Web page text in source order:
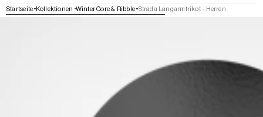
Startseite Kollektionen Winter Core & Ribble Strada Langarmtrikot - Herren
WEITER ZU DEN PRODUKTINFORMATIONEN